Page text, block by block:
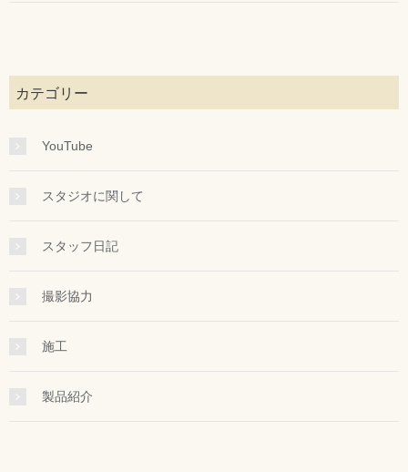
カテゴリー
YouTube
スタジオに関して
スタッフ日記
撮影協力
施工
製品紹介